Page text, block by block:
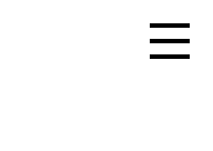
Accueil